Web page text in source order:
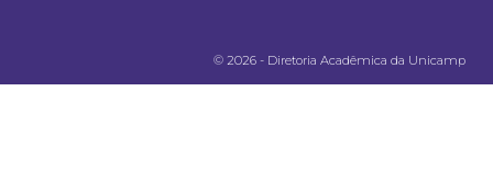
© 2026 - Diretoria Acadêmica da Unicamp